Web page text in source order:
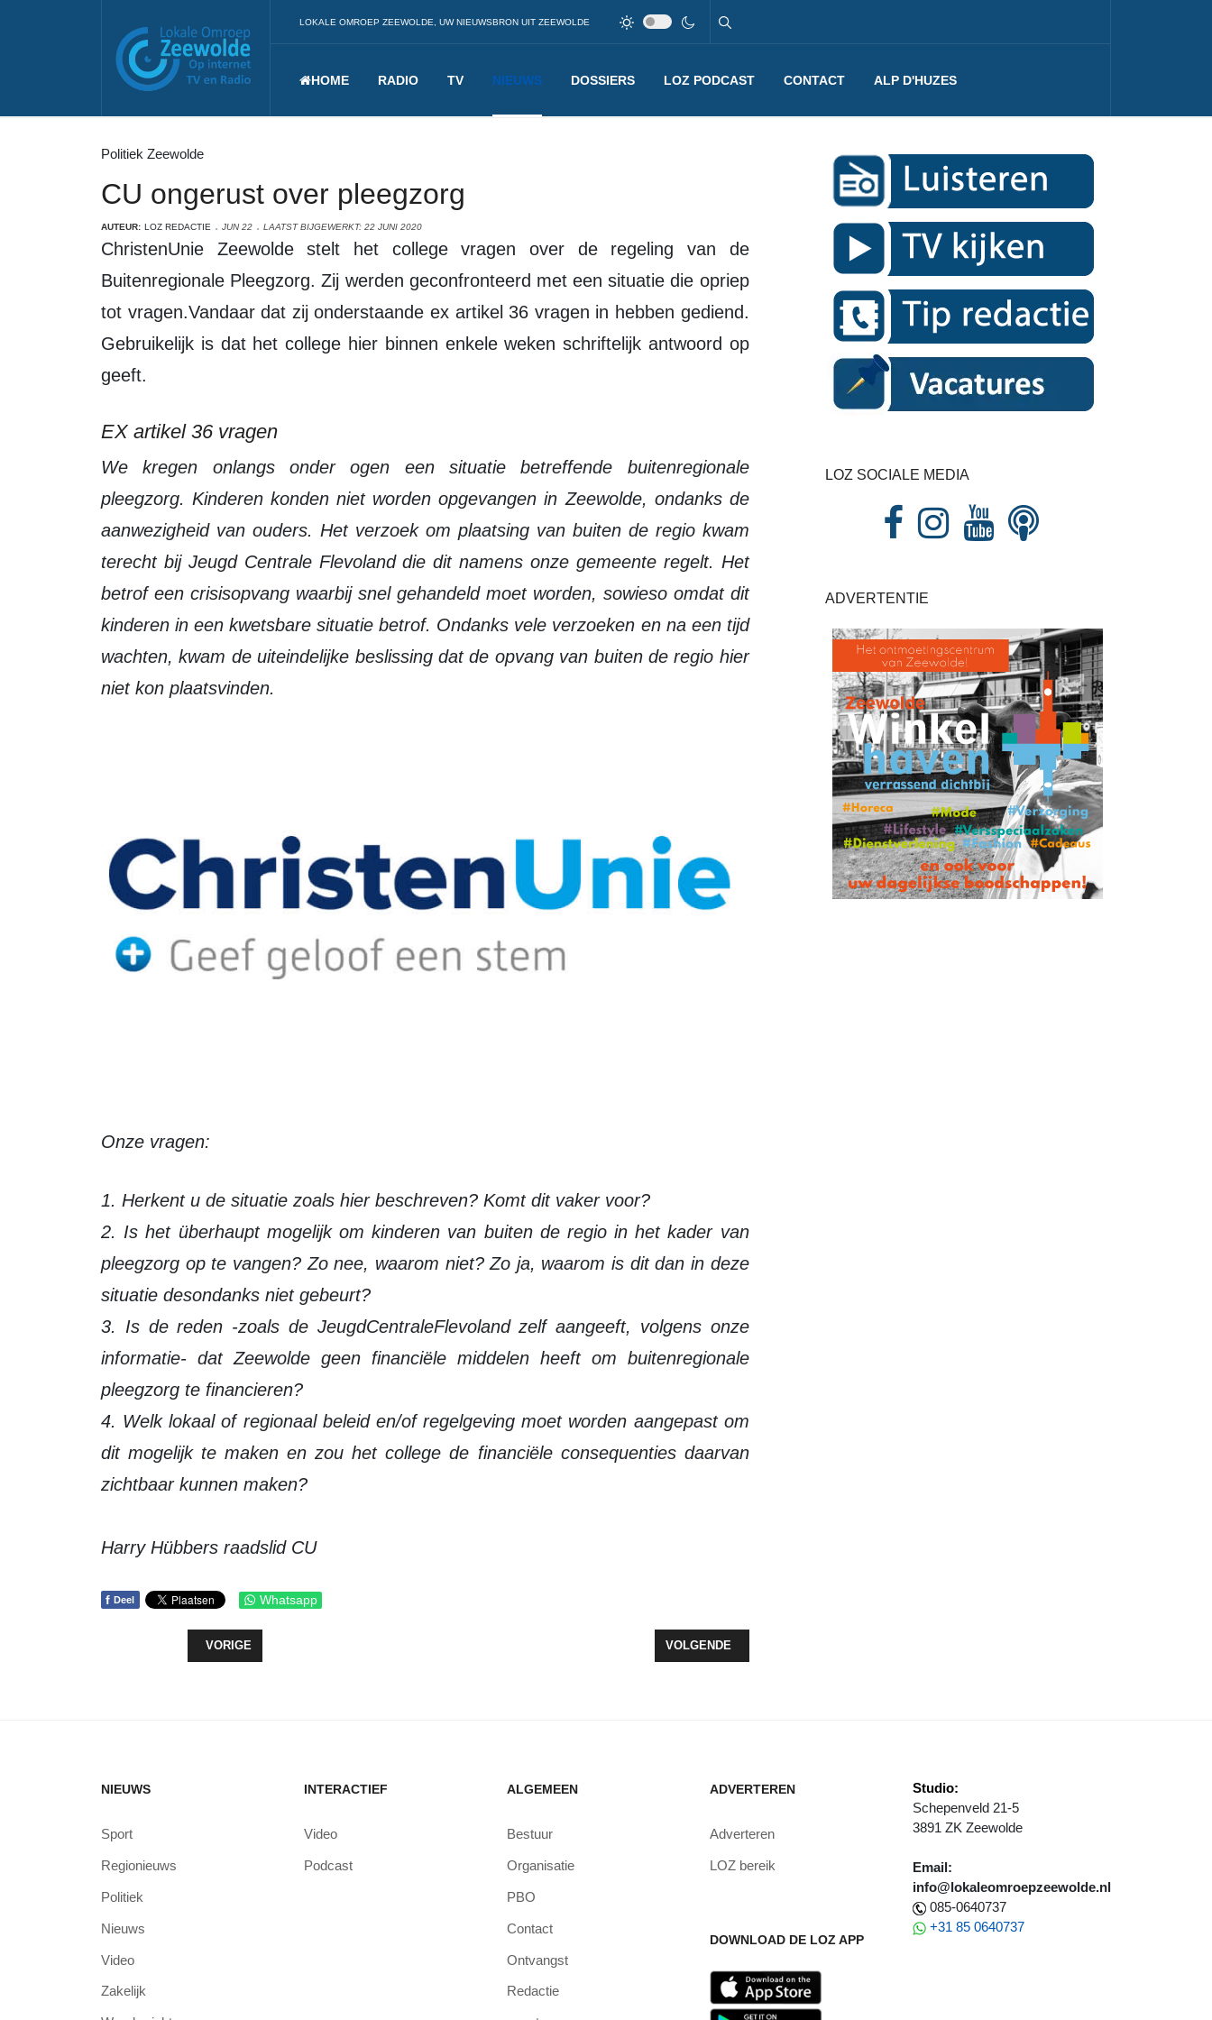
LOKALE OMROEP ZEEWOLDE, UW NIEUWSBRON UIT ZEEWOLDE
HOME RADIO TV NIEUWS DOSSIERS LOZ PODCAST CONTACT ALP D'HUZES
Politiek Zeewolde
CU ongerust over pleegzorg
AUTEUR: LOZ REDACTIE JUN 22 LAATST BIJGEWERKT: 22 JUNI 2020
ChristenUnie Zeewolde stelt het college vragen over de regeling van de
Buitenregionale Pleegzorg. Zij werden geconfronteerd met een situatie die opriep
tot vragen.Vandaar dat zij onderstaande ex artikel 36 vragen in hebben gediend.
Gebruikelijk is dat het college hier binnen enkele weken schriftelijk antwoord op
geeft.
EX artikel 36 vragen
We kregen onlangs onder ogen een situatie betreffende buitenregionale
pleegzorg. Kinderen konden niet worden opgevangen in Zeewolde, ondanks de
aanwezigheid van ouders. Het verzoek om plaatsing van buiten de regio kwam
terecht bij Jeugd Centrale Flevoland die dit namens onze gemeente regelt. Het
betrof een crisisopvang waarbij snel gehandeld moet worden, sowieso omdat dit
kinderen in een kwetsbare situatie betrof. Ondanks vele verzoeken en na een tijd
wachten, kwam de uiteindelijke beslissing dat de opvang van buiten de regio hier
niet kon plaatsvinden.
Onze vragen:
1. Herkent u de situatie zoals hier beschreven? Komt dit vaker voor?
2. Is het überhaupt mogelijk om kinderen van buiten de regio in het kader van
pleegzorg op te vangen? Zo nee, waarom niet? Zo ja, waarom is dit dan in deze
situatie desondanks niet gebeurt?
3. Is de reden -zoals de JeugdCentraleFlevoland zelf aangeeft, volgens onze
informatie- dat Zeewolde geen financiële middelen heeft om buitenregionale
pleegzorg te financieren?
4. Welk lokaal of regionaal beleid en/of regelgeving moet worden aangepast om
dit mogelijk te maken en zou het college de financiële consequenties daarvan
zichtbaar kunnen maken?
Harry Hübbers raadslid CU
f Deel Whatsapp
VORIG ARTIKEL: VVD: ‘STOP VERKOOP VAN ONS TAFELZILVER’
VORIGE VOLGENDE ARTIKEL: ZL IN DE BRES VOOR SPOEDZOEKERS
VOLGENDE
LOZ SOCIALE MEDIA
ADVERTENTIE
NIEUWS
Sport
Regionieuws
Politiek
Nieuws
Video
Zakelijk
INTERACTIEF
Video
Podcast
ALGEMEEN
Bestuur
Organisatie
PBO
Contact
Ontvangst
Redactie
ADVERTEREN
Adverteren
LOZ bereik
DOWNLOAD DE LOZ APP
Studio:
Schepenveld 21-5
3891 ZK Zeewolde
Email:
info@lokaleomroepzeewolde.nl
085-0640737
+31 85 0640737